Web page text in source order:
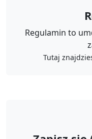
Regulamin to
Tutaj